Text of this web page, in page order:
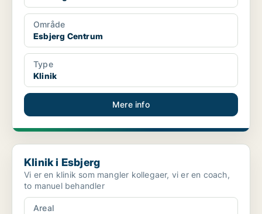
Område
Esbjerg Centrum
Type
Klinik
Mere info
Klinik i Esbjerg
Klinik i Esbjerg
Vi er en klinik som mangler kollegaer, vi er en coach,
to manuel behandler
Areal